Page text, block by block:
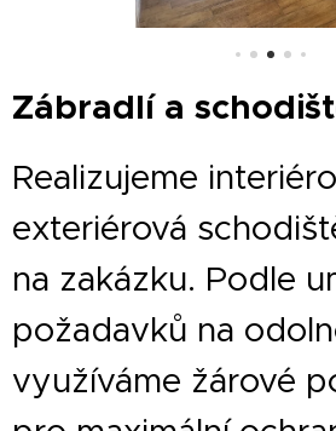
Zábradlí a
Realizujeme
exteriérová
na zakázku. Podle
požadavků na
využíváme žárové